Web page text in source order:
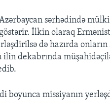
sərhədində
İlkin olaraq
də hazırda onların
dekabrında
boyunca missiyanın